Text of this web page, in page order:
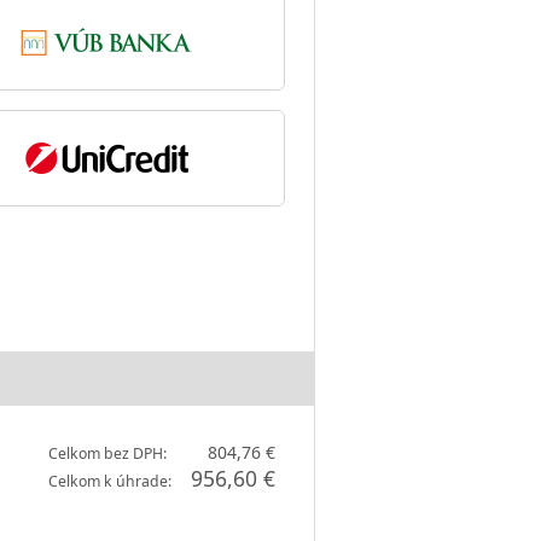
Celkom bez DPH: 804,76 €
Celkom k úhrade: 956,60 €